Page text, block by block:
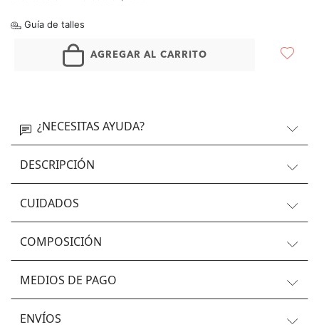
Guía de talles
AGREGAR AL CARRITO
¿NECESITAS AYUDA?
DESCRIPCIÓN
CUIDADOS
COMPOSICIÓN
MEDIOS DE PAGO
ENVÍOS